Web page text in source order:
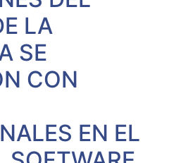
LA
SE
CON
EN EL